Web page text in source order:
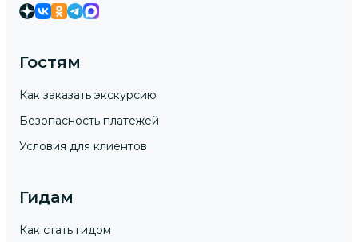
Гостям
Как заказать экскурсию
Безопасность платежей
Условия для клиентов
Гидам
Как стать гидом